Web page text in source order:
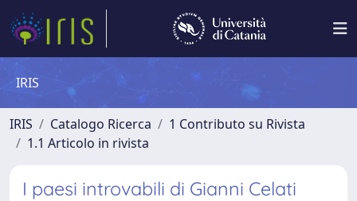
IRIS
IRIS Catalogo Ricerca
1 Contributo su Rivista
1.1 Articolo in rivista
I paesi introvabili di Gianni Celati